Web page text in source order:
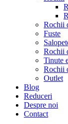
Rochii
Fuste
Rochii
Tinute
Rochii
Outlet
Blog
Reduceri
Despre noi
Contact